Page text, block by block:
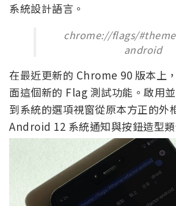
系統設計語言。
chrome://flags/
android
在最近更新的 Chrome 90 版本上
面這個新的 Flag 測試功能。啟用
到系統的選項視窗從原本方正的外
Android 12 系統通知與按鈕造型類